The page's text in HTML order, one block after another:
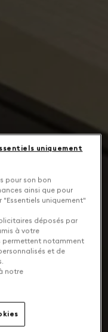
pour son bon
ainsi que pour
"Essentiels uniquement"
déposés par
à votre
permettent notamment
et de
notre
uniquement